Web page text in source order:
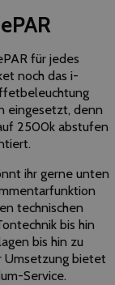
für jedes
noch das i-
eingesetzt, denn
2500k abstufen
ihr gerne unten
technischen
bis hin
bis hin zu
Umsetzung bietet
Service.